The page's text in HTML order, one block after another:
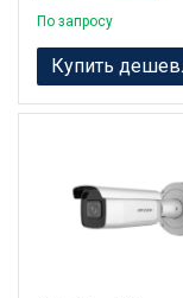
По запросу
Купить